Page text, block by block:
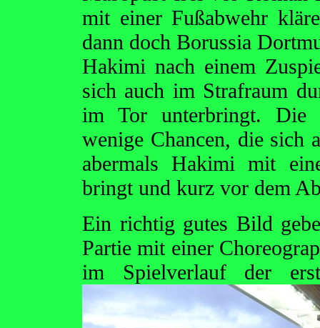
mit einer Fußabwehr
dann doch Borussia
Hakimi nach einem
sich auch im Strafraum
im Tor unterbringt. Die
wenige Chancen, die sich
abermals Hakimi mit
bringt und kurz vor dem
Ein richtig gutes Bild
Partie mit einer
im Spielverlauf der